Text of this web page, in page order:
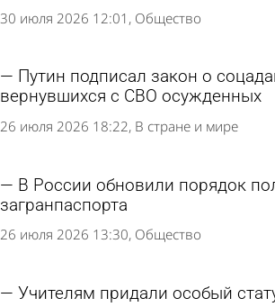
30 июля 2026 12:01 Общество
Путин подписал закон о
вернувшихся с СВО осужденных
26 июля 2026 18:22 В стране и мире
В России обновили порядок
загранпаспорта
26 июля 2026 13:30 Общество
Учителям придали особый